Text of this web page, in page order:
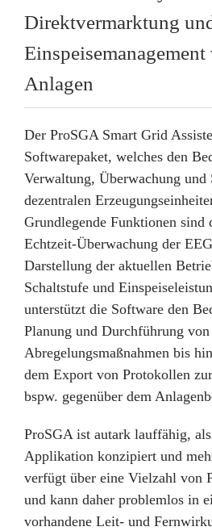
Direktvermarktung
Anlagen
Der ProSGA Smart Grid
Softwarepaket, welches den
Verwaltung, Überwachung und
dezentralen
Grundlegende Funktionen sind
Echtzeit-Überwachung der
Darstellung der aktuellen
Schaltstufe und
unterstützt die Software den
Planung und Durchführung von
Abregelungsmaßnahmen bis
dem Export von Protokollen
bspw. gegenüber dem
ProSGA ist autark lauffähig,
Applikation konzipiert und
verfügt über eine Vielzahl von
und kann daher problemlos in
vorhandene Leit- und